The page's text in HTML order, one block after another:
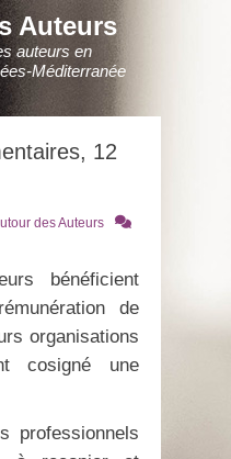
Auteurs
auteurs en
Méditerranée
12
des Auteurs
bénéficient
de
organisations
cosigné une
professionnels